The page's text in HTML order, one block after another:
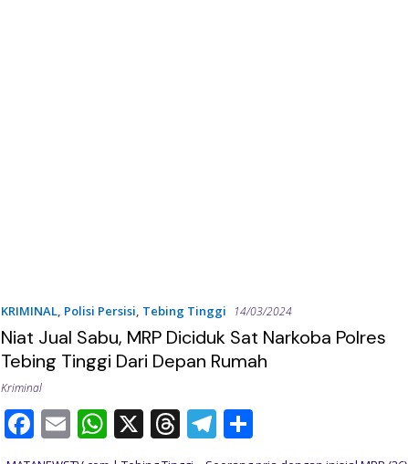
KRIMINAL, Polisi Persisi, Tebing Tinggi 14/03/2024
Niat Jual Sabu, MRP Diciduk Sat Narkoba Polres
Tebing Tinggi Dari Depan Rumah
Kriminal
F
ac
E
m
W
h
X T
h
T
el
S
h